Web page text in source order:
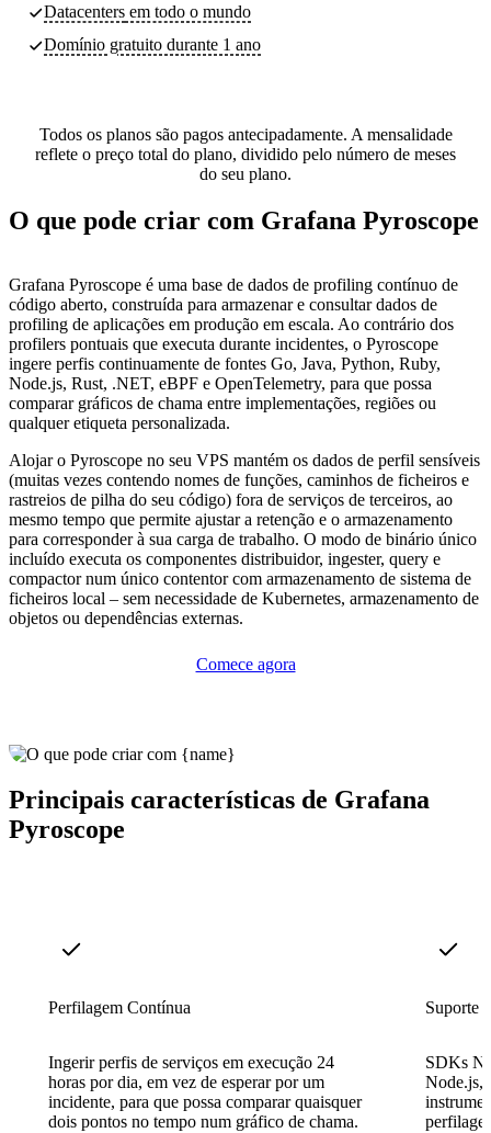
Datacenters em todo o mundo
Domínio gratuito durante 1 ano
Todos os planos são pagos antecipadamente. A mensalidade
reflete o preço total do plano, dividido pelo número de meses
do seu plano.
O que pode criar com Grafana Pyroscope
Grafana Pyroscope é uma base de dados de profiling contínuo de
código aberto, construída para armazenar e consultar dados de
profiling de aplicações em produção em escala. Ao contrário dos
profilers pontuais que executa durante incidentes, o Pyroscope
ingere perfis continuamente de fontes Go, Java, Python, Ruby,
Node.js, Rust, .NET, eBPF e OpenTelemetry, para que possa
comparar gráficos de chama entre implementações, regiões ou
qualquer etiqueta personalizada.
Alojar o Pyroscope no seu VPS mantém os dados de perfil sensíveis
(muitas vezes contendo nomes de funções, caminhos de ficheiros e
rastreios de pilha do seu código) fora de serviços de terceiros, ao
mesmo tempo que permite ajustar a retenção e o armazenamento
para corresponder à sua carga de trabalho. O modo de binário único
incluído executa os componentes distribuidor, ingester, query e
compactor num único contentor com armazenamento de sistema de
ficheiros local – sem necessidade de Kubernetes, armazenamento de
objetos ou dependências externas.
Comece agora
Principais características de Grafana
Pyroscope
Perfilagem Contínua
Ingerir perfis de serviços em execução 24
horas por dia, em vez de esperar por um
incidente, para que possa comparar quaisquer
dois pontos no tempo num gráfico de chama.
Suporte
SDKs
Node.js,